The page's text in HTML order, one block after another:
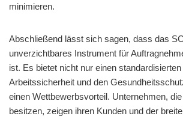
minimieren.
Abschließend lässt sich sagen, dass das
unverzichtbares Instrument für
ist. Es bietet nicht nur einen
Arbeitssicherheit und den
einen Wettbewerbsvorteil. Unternehmen,
besitzen, zeigen ihren Kunden und der